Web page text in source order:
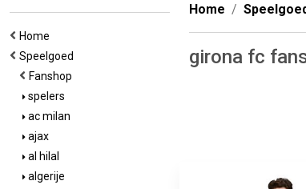
Home
Speelgoed
Fanshop
spelers
ac milan
ajax
al hilal
algerije
Home
girona fc